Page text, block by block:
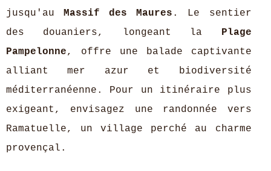
jusqu'auMassif des Maures . Le sentier
des douaniers, longeant la Plage
Pampelonne, offre une balade captivante
alliant mer azur et biodiversité
méditerranéenne. Pour un itinéraire plus
exigeant, envisagez une randonnée vers
Ramatuelle, un village perché au charme
provençal.